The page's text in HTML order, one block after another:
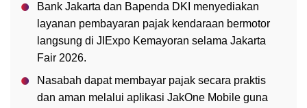
Bank Jakarta dan Bapenda DKI menyediakan
layanan pembayaran pajak kendaraan bermotor
langsung di JIExpo Kemayoran selama Jakarta
Fair 2026.
Nasabah dapat membayar pajak secara praktis
dan aman melalui aplikasi JakOne Mobile guna